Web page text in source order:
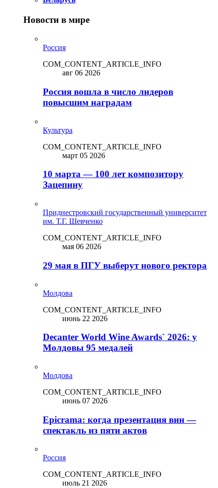
Новости в мире
Россия
COM_CONTENT_ARTICLE_INFO
авг 06 2026
Россия вошла в число лидеров
повысшим наградам
Культура
COM_CONTENT_ARTICLE_INFO
март 05 2026
10 марта — 100 лет композитору
Зацепину
Приднестровский государственный университет
им. Т.Г. Шевченко
COM_CONTENT_ARTICLE_INFO
мая 06 2026
29 мая в ПГУ выберут нового ректора
Молдова
COM_CONTENT_ARTICLE_INFO
июнь 22 2026
Decanter World Wine Awards` 2026: у
Молдовы 95 медалей
Молдова
COM_CONTENT_ARTICLE_INFO
июнь 07 2026
Epicrama: когда презентация вин —
спектакль из пяти актов
Россия
COM_CONTENT_ARTICLE_INFO
июль 21 2026